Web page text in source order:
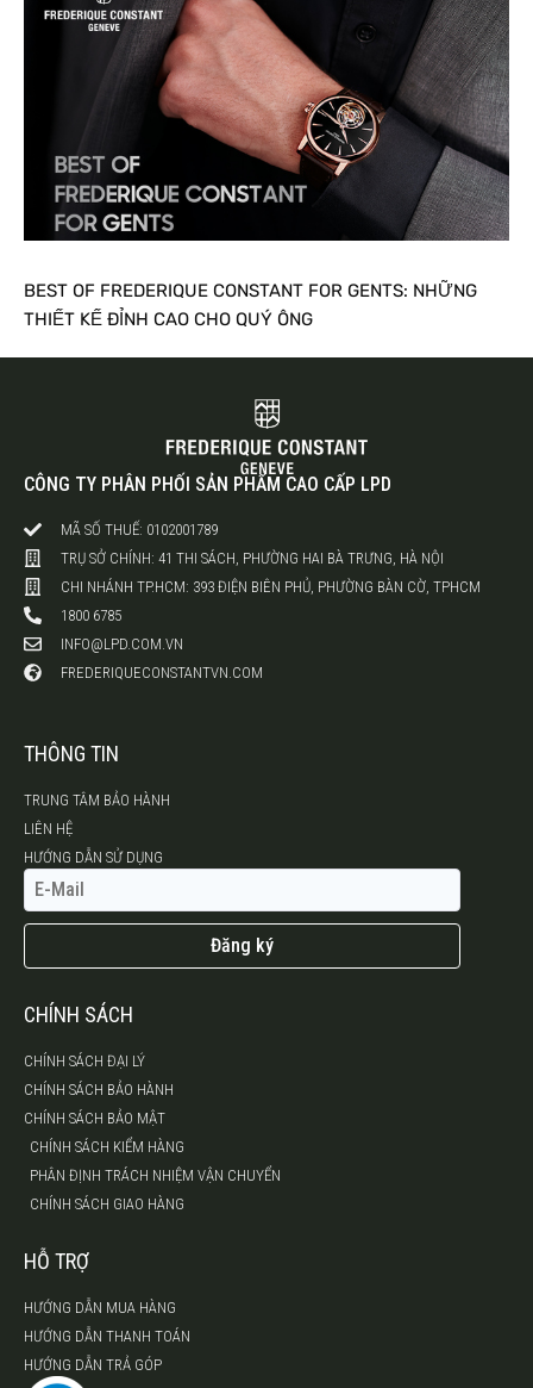
BEST OF FREDERIQUE CONSTANT FOR GENTS: NHỮNG
THIẾT KẾ ĐỈNH CAO CHO QUÝ ÔNG
CÔNG TY PHÂN PHỐI SẢN PHẨM CAO CẤP LPD
MÃ SỐ THUẾ: 0102001789
TRỤ SỞ CHÍNH: 41 THI SÁCH, PHƯỜNG HAI BÀ TRƯNG, HÀ NỘI
CHI NHÁNH TP.HCM: 393 ĐIỆN BIÊN PHỦ, PHƯỜNG BÀN CỜ, TPHCM
1800 6785
INFO@LPD.COM.VN
FREDERIQUECONSTANTVN.COM
THÔNG TIN
TRUNG TÂM BẢO HÀNH
LIÊN HỆ
HƯỚNG DẪN SỬ DỤNG
Đăng ký
CHÍNH SÁCH
CHÍNH SÁCH ĐẠI LÝ
CHÍNH SÁCH BẢO HÀNH
CHÍNH SÁCH BẢO MẬT
CHÍNH SÁCH KIỂM HÀNG
PHÂN ĐỊNH TRÁCH NHIỆM VẬN CHUYỂN
CHÍNH SÁCH GIAO HÀNG
HỖ TRỢ
HƯỚNG DẪN MUA HÀNG
HƯỚNG DẪN THANH TOÁN
HƯỚNG DẪN TRẢ GÓP